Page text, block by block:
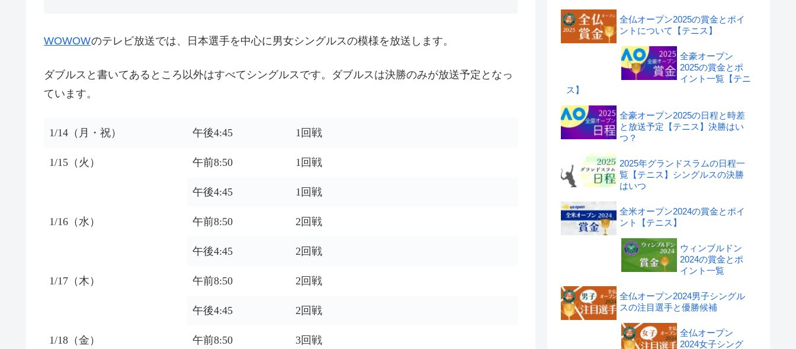
WOWOWのテレビ放送では、日本選手を中心に男女シングルスの模様を放送します。
ダブルスと書いてあるところ以外はすべてシングルスです。ダブルスは決勝のみが放送予定となっ
ています。
1/14（月・祝） 午後4:45 1回戦
1/15（火） 午前8:50 1回戦
午後4:45 1回戦
1/16（水） 午前8:50 2回戦
午後4:45 2回戦
1/17（木） 午前8:50 2回戦
午後4:45 2回戦
1/18（金） 午前8:50 3回戦
全仏オープン2025の賞金とポイ
ントについて【テニス】
全豪オープン
2025の賞金とポ
イント一覧【テニ
ス】
全豪オープン2025の日程と時差
と放送予定【テニス】決勝はい
つ？
2025年グランドスラムの日程一
覧【テニス】シングルスの決勝
はいつ
全米オープン2024の賞金とポイ
ント【テニス】
ウィンブルドン
2024の賞金とポ
イント一覧
全仏オープン2024男子シングル
スの注目選手と優勝候補
全仏オープン
2024女子シング